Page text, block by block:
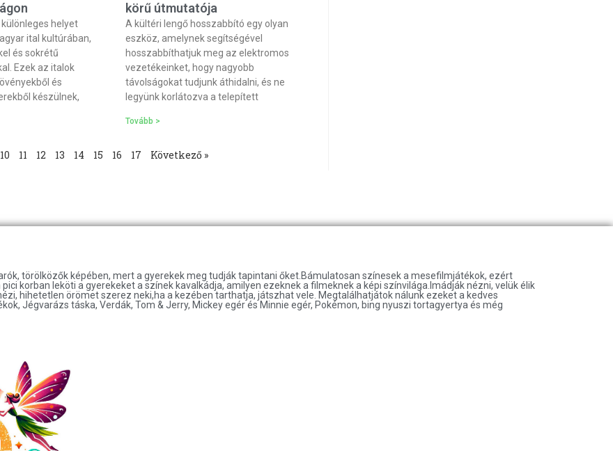
helyet
ital kultúrában,
és sokrétű
Ezek az italok
és
készülnek,
körű útmutatója
A kültéri lengő hosszabbító egy olyan
eszköz, amelynek segítségével
hosszabbíthatjuk meg az elektromos
vezetékeinket, hogy nagyobb
távolságokat tudjunk áthidalni, és ne
legyünk korlátozva a telepített
Tovább >
10 11 12 13 14 15 16 17 Következő »
törölközők képében, mert a gyerekek meg tudják tapintani őket.Bámulatosan színesek a mesefilmjátékok, ezért
korban leköti a gyerekeket a színek kavalkádja, amilyen ezeknek a filmeknek a képi színvilága.Imádják nézni, velük élik
hihetetlen örömet szerez neki,ha a kezében tarthatja, játszhat vele. Megtalálhatjátok nálunk ezeket a kedves
Jégvarázs táska, Verdák, Tom & Jerry, Mickey egér és Minnie egér, Pokémon, bing nyuszi tortagyertya és még